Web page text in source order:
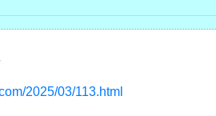
2025/03/113.html